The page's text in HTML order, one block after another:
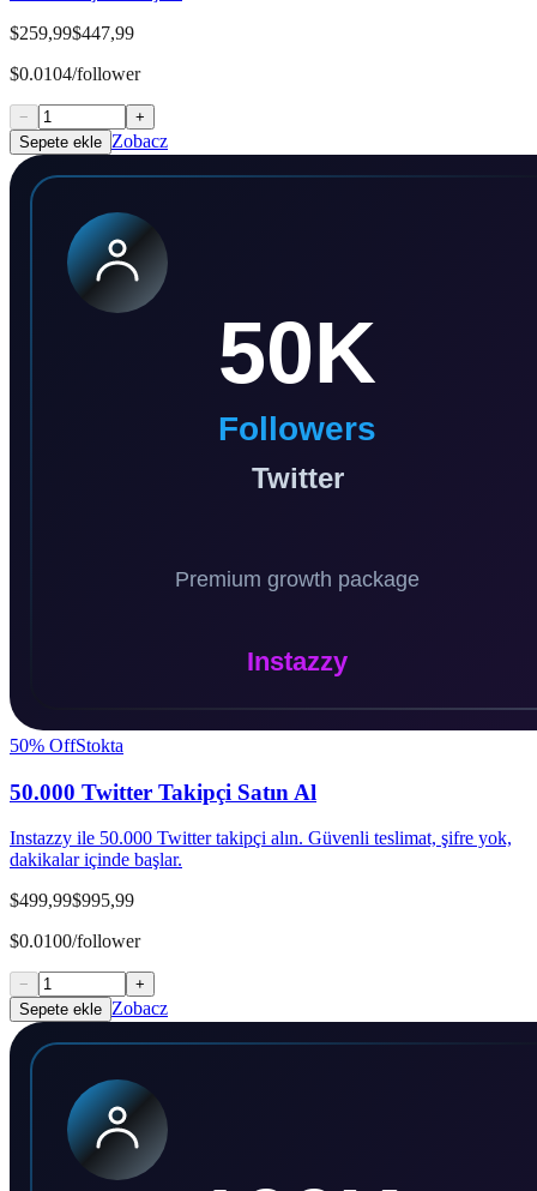
$259,99$447,99
$0.0104/follower
−
+
Sepete ekle Zobacz
50% OffStokta
50.000 Twitter Takipçi Satın Al
Instazzy ile 50.000 Twitter takipçi alın. Güvenli teslimat, şifre yok,
dakikalar içinde başlar.
$499,99$995,99
$0.0100/follower
−
+
Sepete ekle Zobacz